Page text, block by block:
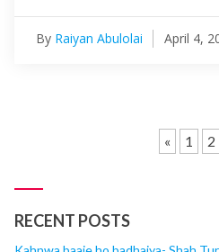
By Raiyan Abulolai April 4,
« 1 2
RECENT POSTS